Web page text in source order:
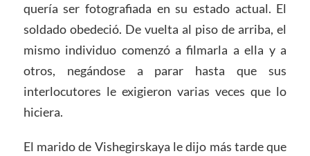
quería ser fotografiada en su estado actual. El
soldado obedeció. De vuelta al piso de arriba, el
mismo individuo comenzó a filmarla a ella y a
otros, negándose a parar hasta que sus
interlocutores le exigieron varias veces que lo
hiciera.
El marido de Vishegirskaya le dijo más tarde que